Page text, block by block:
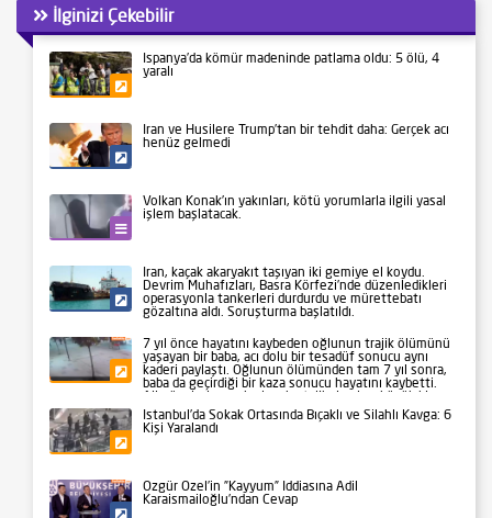
İlginizi Çekebilir
İspanya’da kömür madeninde patlama oldu: 5 ölü, 4
yaralı
İran ve Husilere Trump’tan bir tehdit daha: Gerçek acı
henüz gelmedi
Volkan Konak’ın yakınları, kötü yorumlarla ilgili yasal
işlem başlatacak.
Siyaset
İran, kaçak akaryakıt taşıyan iki gemiye el koydu.
Devrim Muhafızları, Basra Körfezi’nde düzenledikleri
operasyonla tankerleri durdurdu ve mürettebatı
gözaltına aldı. Soruşturma başlatıldı.
Gündem
7 yıl önce hayatını kaybeden oğlunun trajik ölümünü
yaşayan bir baba, acı dolu bir tesadüf sonucu aynı
kaderi paylaştı. Oğlunun ölümünden tam 7 yıl sonra,
baba da geçirdiği bir kaza sonucu hayatını kaybetti.
Aile üyeleri ve yakınları, bu talihsiz olayı büyük bir
üzüntüyle karşıladı.
İstanbul’da Sokak Ortasında Bıçaklı ve Silahlı Kavga: 6
Kişi Yaralandı
Özgür Özel’in ”Kayyum” İddiasına Adil
Karaismailoğlu’ndan Cevap